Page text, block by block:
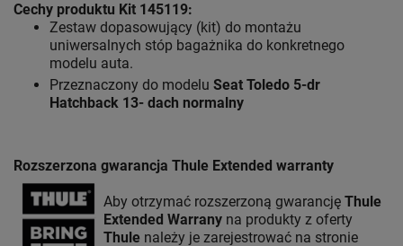
Cechy produktu Kit 145119:
Zestaw dopasowujący (kit) do montażu
uniwersalnych stóp bagażnika do konkretnego
modelu auta.
Przeznaczony do modelu Seat Toledo 5-dr
Hatchback 13- dach normalny
Rozszerzona gwarancja Thule Extended warranty
Aby otrzymać rozszerzoną gwarancję Thule
Extended Warrany na produkty z oferty
Thule należy je zarejestrować na stronie